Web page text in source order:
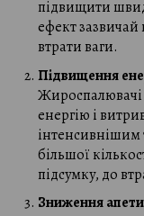
підвищити
ефект
втрати ваги.
Підвищення
енергію і
більшої
підсумку, до
Зниження